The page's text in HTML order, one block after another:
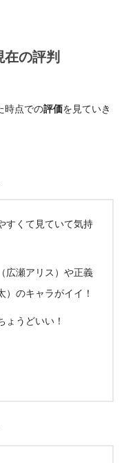
在の評判
時点での評価を見ていき
すくて見ていて気持
広瀬アリス）や正義
）のキャラがイイ！
ょうどいい！